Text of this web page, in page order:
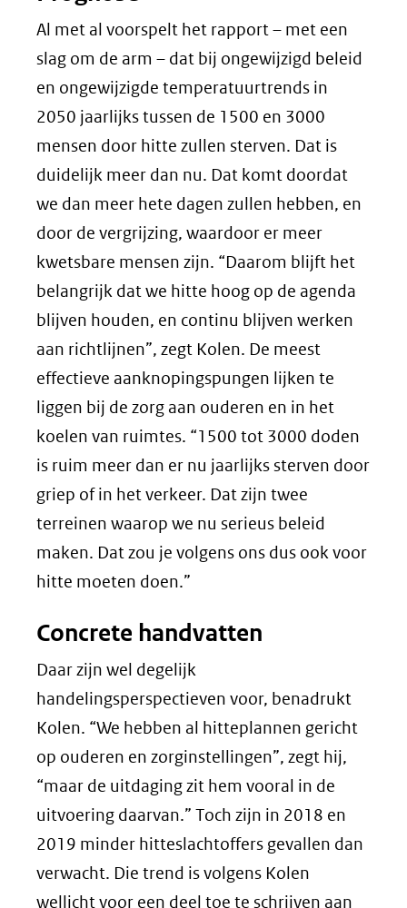
Al met al voorspelt het rapport – met een
slag om de arm – dat bij ongewijzigd beleid
en ongewijzigde temperatuurtrends in
2050 jaarlijks tussen de 1500 en 3000
mensen door hitte zullen sterven. Dat is
duidelijk meer dan nu. Dat komt doordat
we dan meer hete dagen zullen hebben, en
door de vergrijzing, waardoor er meer
kwetsbare mensen zijn. “Daarom blijft het
belangrijk dat we hitte hoog op de agenda
blijven houden, en continu blijven werken
aan richtlijnen”, zegt Kolen. De meest
effectieve aanknopingspungen lijken te
liggen bij de zorg aan ouderen en in het
koelen van ruimtes. “1500 tot 3000 doden
is ruim meer dan er nu jaarlijks sterven door
griep of in het verkeer. Dat zijn twee
terreinen waarop we nu serieus beleid
maken. Dat zou je volgens ons dus ook voor
hitte moeten doen.”
Concrete handvatten
Daar zijn wel degelijk
handelingsperspectieven voor, benadrukt
Kolen. “We hebben al hitteplannen gericht
op ouderen en zorginstellingen”, zegt hij,
“maar de uitdaging zit hem vooral in de
uitvoering daarvan.” Toch zijn in 2018 en
2019 minder hitteslachtoffers gevallen dan
verwacht. Die trend is volgens Kolen
wellicht voor een deel toe te schrijven aan